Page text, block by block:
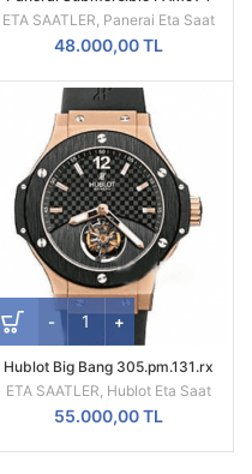
Rose Gold Black Dial Leather
Strap – VS Factory 42mm
ETA SAATLER, Panerai Eta Saat
48.000,00TL
Hublot Big Bang 305.pm.131.rx
Tourbillon Swiss ETA
ETA SAATLER Hublot Eta Saat
55.000,00TL